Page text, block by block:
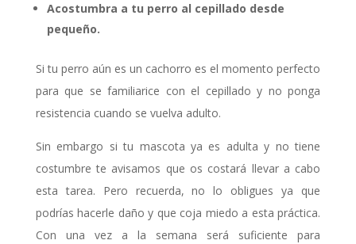
Acostumbra a tu perro al cepillado desde
pequeño.
Si tu perro aún es un cachorro es el momento perfecto
para que se familiarice con el cepillado y no ponga
resistencia cuando se vuelva adulto.
Sin embargo si tu mascota ya es adulta y no tiene
costumbre te avisamos que os costará llevar a cabo
esta tarea. Pero recuerda, no lo obligues ya que
podrías hacerle daño y que coja miedo a esta práctica.
Con una vez a la semana será suficiente para